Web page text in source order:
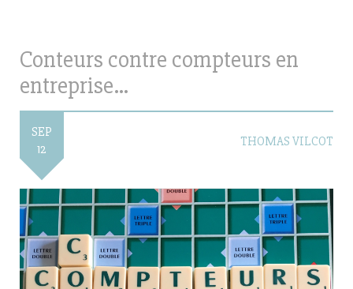
Conteurs contre compteurs en
entreprise…
SEP
12
THOMAS VILCOT